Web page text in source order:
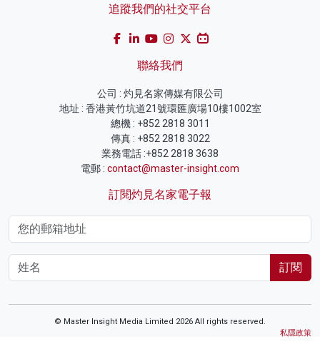
追蹤我們的社交平台
聯絡我們
公司 : 灼見名家傳媒有限公司
地址 : 香港黃竹坑道21號環匯廣場10樓1002室
總機 : +852 2818 3011
傳真 : +852 2818 3022
業務電話 :+852 2818 3638
電郵 : contact@master-insight.com
訂閱灼見名家電子報
訂閱
© Master Insight Media Limited 2026 All rights reserved.
私隱政策